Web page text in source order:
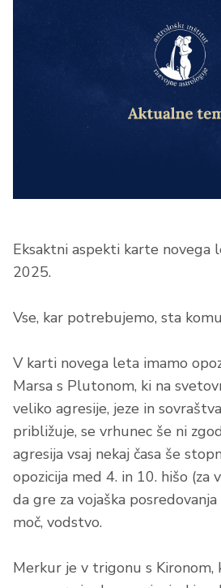
Eksaktni aspekti karte novega
2025.
Vse, kar potrebujemo, sta
V karti novega leta imamo
Marsa s Plutonom, ki na
veliko agresije, jeze in
približuje, se vrhunec še ni
agresija vsaj nekaj časa še
opozicija med 4. in 10. hišo (za
da gre za vojaška
moč, vodstvo.
Merkur je v trigonu s Kironom,